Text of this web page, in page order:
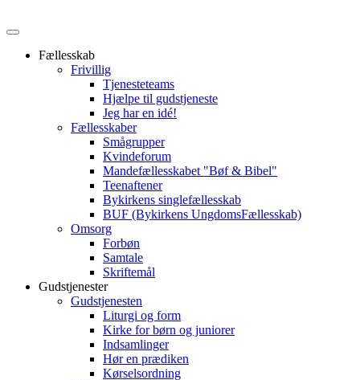
Fællesskab
Frivillig
Tjenesteteams
Hjælpe til gudstjeneste
Jeg har en idé!
Fællesskaber
Smågrupper
Kvindeforum
Mandefællesskabet "Bøf & Bibel"
Teenaftener
Bykirkens singlefællesskab
BUF (Bykirkens UngdomsFællesskab)
Omsorg
Forbøn
Samtale
Skriftemål
Gudstjenester
Gudstjenesten
Liturgi og form
Kirke for børn og juniorer
Indsamlinger
Hør en prædiken
Kørselsordning